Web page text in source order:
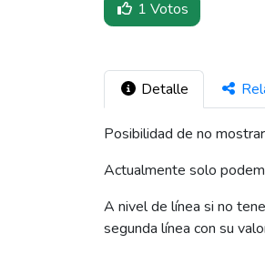
1 Votos
Detalle
Posibilidad de no
Actualmente solo
A nivel de línea si no
segunda línea con su